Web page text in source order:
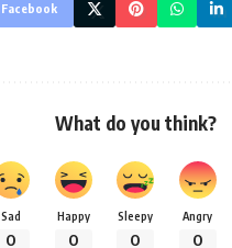
Facebook
What do you think?
Sad
0
Happy
0
Sleepy
0
Angry
0